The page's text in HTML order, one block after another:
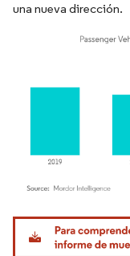
una nueva dirección.
Imagen © Mordor